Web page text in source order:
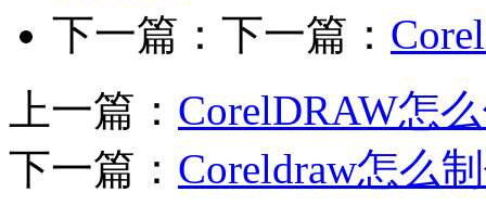
下一篇：下一篇：
上一篇： CorelDRAW怎
下一篇： Coreldraw怎么